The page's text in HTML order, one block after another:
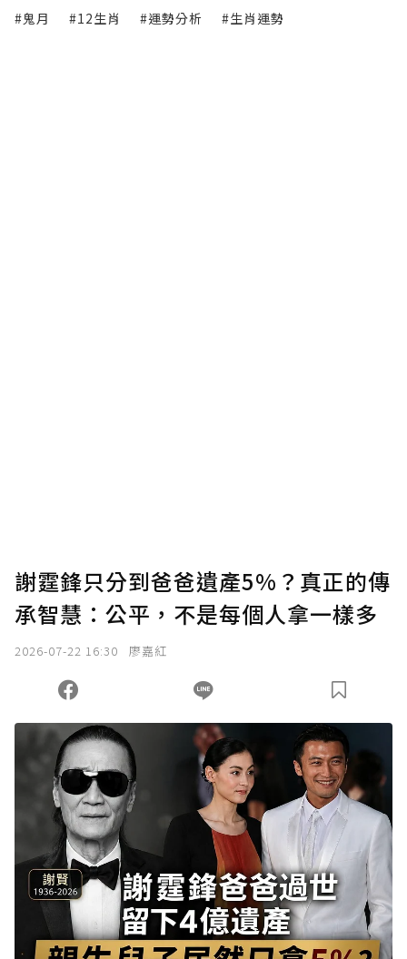
#鬼月 #12生肖 #運勢分析 #生肖運勢
謝霆鋒只分到爸爸遺產5%？真正的傳
承智慧：公平，不是每個人拿一樣多
2026-07-22 16:30 廖嘉紅